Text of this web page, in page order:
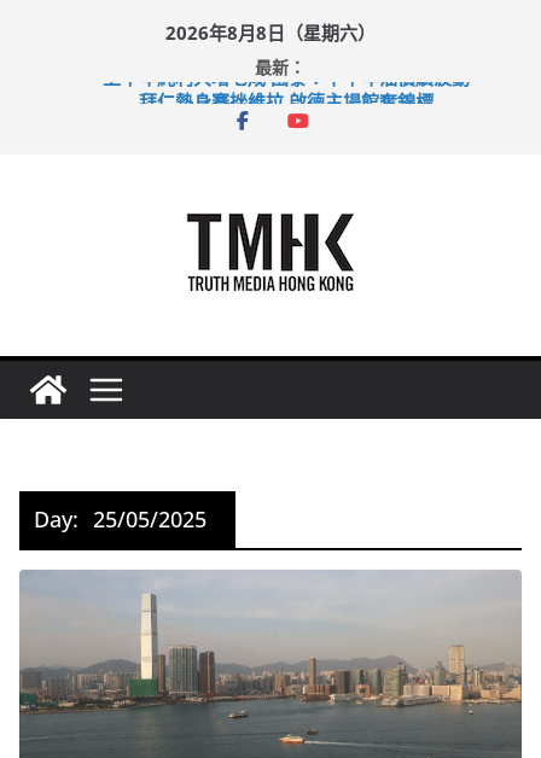
2026年8月8日（星期六）
最新：
上半年純利大增七成 國泰：下半年油價續波動
拜仁熱身賽挫維拉 啟德主場館奪錦標
性罪行修例獲九成支持 鄧炳強：爭取今屆任期內完成立法
Day: 25/05/2025